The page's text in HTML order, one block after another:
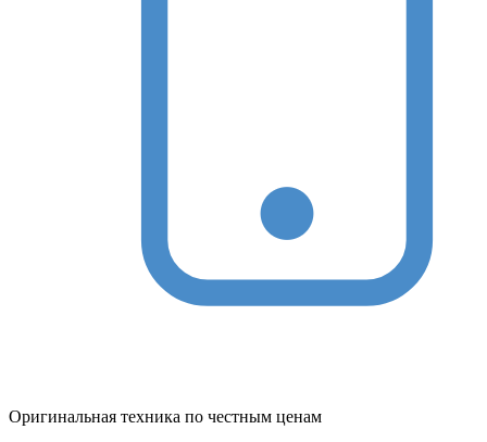
Оригинальная техника по честным ценам